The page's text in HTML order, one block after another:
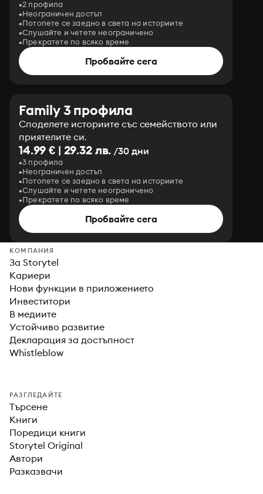
2 профила
Неограничен достъп
Потопете се заедно в света на историите
Слушайте и четете неограничено
Прекратете по всяко време
Пробвайте сега
Family 3 профила
Споделете историите със семейството или
приятелите си.
14.99 € | 29.32 лв. /30 дни
3 профила
Неограничен достъп
Потопете се заедно в света на историите
Слушайте и четете неограничено
Прекратете по всяко време
Пробвайте сега
КОМПАНИЯ
За Storytel
Кариери
Нови функции в приложението
Инвеститори
В медиите
Устойчиво развитие
Декларация за достъпност
Whistleblow
РАЗГЛЕДАЙТЕ
Търсене
Книги
Поредици книги
Storytel Original
Автори
Разказвачи